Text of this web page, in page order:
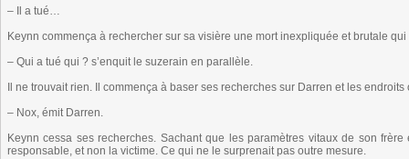
– Il a tué…
Keynn commença à rechercher sur sa visière une mort inexpliquée et brutale
– Qui a tué qui ? s’enquit le suzerain en parallèle.
Il ne trouvait rien. Il commença à baser ses recherches sur Darren et les endroits
– Nox, émit Darren.
Keynn cessa ses recherches. Sachant que les paramètres vitaux de son
responsable, et non la victime. Ce qui ne le surprenait pas outre mesure.